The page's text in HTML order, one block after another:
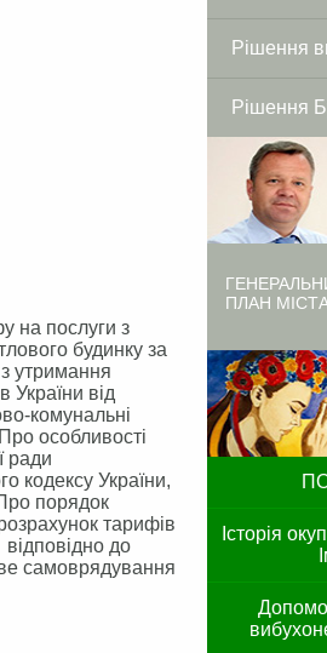
на послуги з
будинку за
утримання
України від
комунальні
особливості
ради
кодексу України,
порядок
тарифів
до
самоврядування
Рішення
Рішення
ПЛАН
Історія